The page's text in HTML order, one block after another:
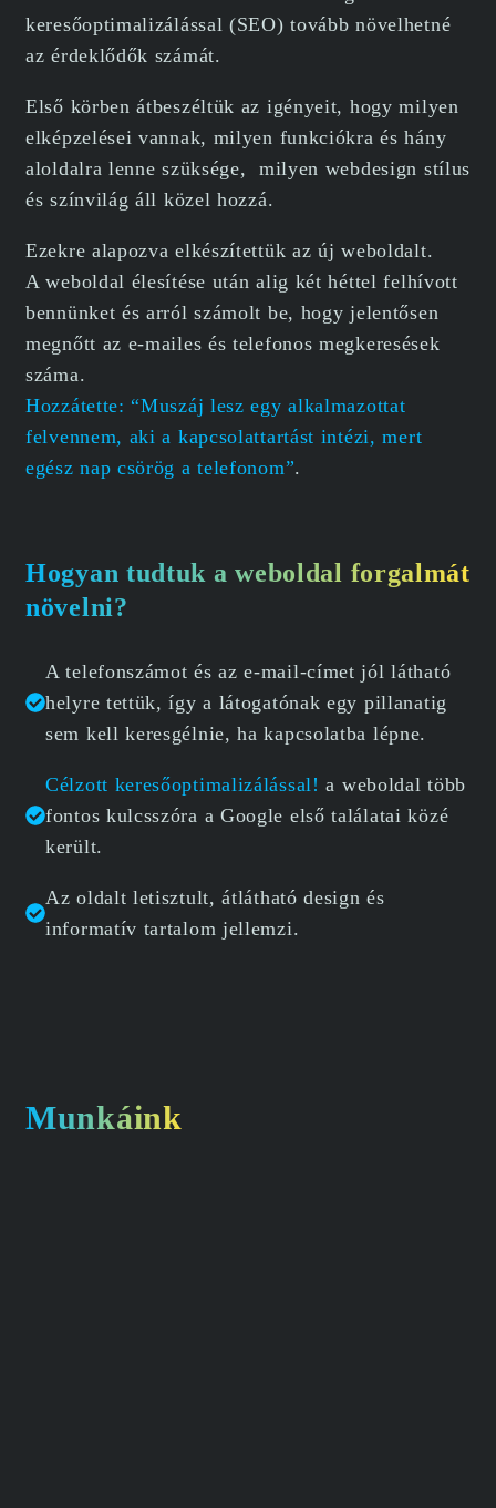
keresőoptimalizálással (SEO) tovább növelhetné
az érdeklődők számát.
Első körben átbeszéltük az igényeit, hogy milyen
elképzelései vannak, milyen funkciókra és hány
aloldalra lenne szüksége, milyen webdesign stílus
és színvilág áll közel hozzá.
Ezekre alapozva elkészítettük az új weboldalt.
A weboldal élesítése után alig két héttel felhívott
bennünket és arról számolt be, hogy jelentősen
megnőtt az e-mailes és telefonos megkeresések
száma.
Hozzátette: “Muszáj lesz egy alkalmazottat
felvennem, aki a kapcsolattartást intézi, mert
egész nap csörög a telefonom”.
Hogyan tudtuk a weboldal forgalmát
növelni?
A telefonszámot és az e-mail-címet jól látható
helyre tettük, így a látogatónak egy pillanatig
sem kell keresgélnie, ha kapcsolatba lépne.
Célzott keresőoptimalizálással! a weboldal több
fontos kulcsszóra a Google első találatai közé
került.
Az oldalt letisztult, átlátható design és
informatív tartalom jellemzi.
Munkáink